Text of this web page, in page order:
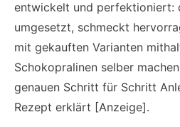
entwickelt und perfektioniert:
umgesetzt, schmeckt
mit gekauften Varianten
Schokopralinen selber
genauen Schritt für Schritt
Rezept erklärt [Anzeige].